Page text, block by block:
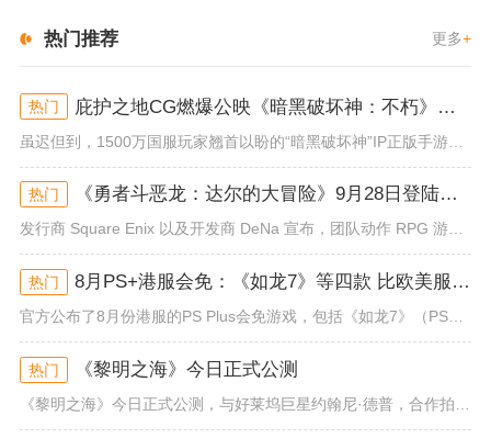
热门推荐 更多+
热门 庇护之地CG燃爆公映《暗黑破坏神：不朽》今日全平台上线
虽迟但到，1500万国服玩家翘首以盼的“暗黑破坏神”IP正版手游《暗黑破坏神：不朽》已于今日全平台上线！动作RPG王者再...
热门 《勇者斗恶龙：达尔的大冒险》9月28日登陆苹果谷歌应用商店
发行商 Square Enix 以及开发商 DeNa 宣布，团队动作 RPG 游戏《勇者斗恶龙：达尔的大冒险 魂之绊》将...
热门 8月PS+港服会免：《如龙7》等四款 比欧美服多一款
官方公布了8月份港服的PS Plus会免游戏，包括《如龙7》（PS4/PS5）、《小小梦魇》（PS4）、《托尼霍克职业滑...
热门 《黎明之海》今日正式公测